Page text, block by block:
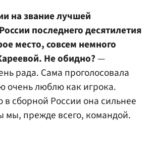
на звание лучшей
последнего десятилетия
место, совсем немного
Не обидно?—
рада. Сама проголосовала
очень люблю как игрока.
сборной России она сильнее
мы, прежде всего, командой.